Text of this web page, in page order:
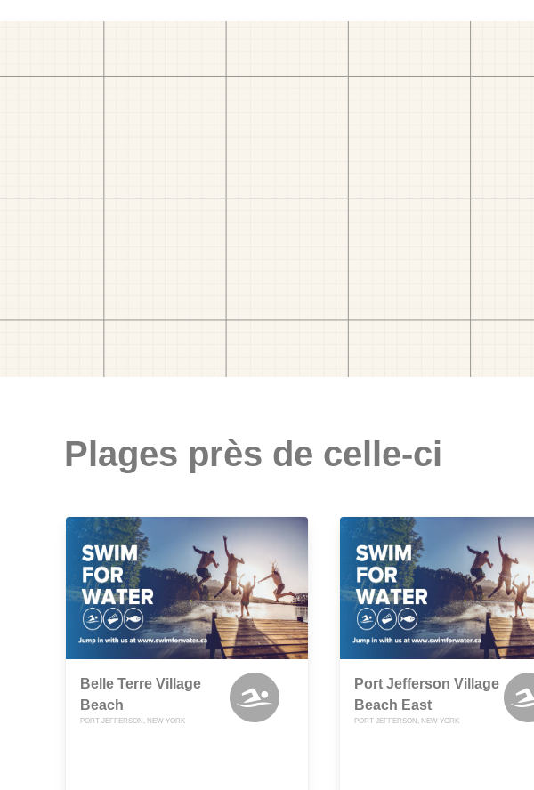
Plages près de celle-ci
Belle Terre Village
Beach
PORT JEFFERSON, NEW YORK
Port Jefferson Village
Beach East
PORT JEFFERSON, NEW YORK